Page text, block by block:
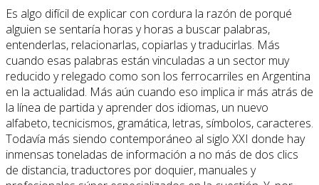
Es algo difícil de explicar con cordura la razón de porqué
alguien se sentaría horas y horas a buscar palabras,
entenderlas, relacionarlas, copiarlas y traducirlas. Más
cuando esas palabras están vinculadas a un sector muy
reducido y relegado como son los ferrocarriles en Argentina
en la actualidad. Más aún cuando eso implica ir más atrás de
la línea de partida y aprender dos idiomas, un nuevo
alfabeto, tecnicismos, gramática, letras, símbolos, caracteres.
Todavía más siendo contemporáneo al siglo XXI donde hay
inmensas toneladas de información a no más de dos clics
de distancia, traductores por doquier, manuales y